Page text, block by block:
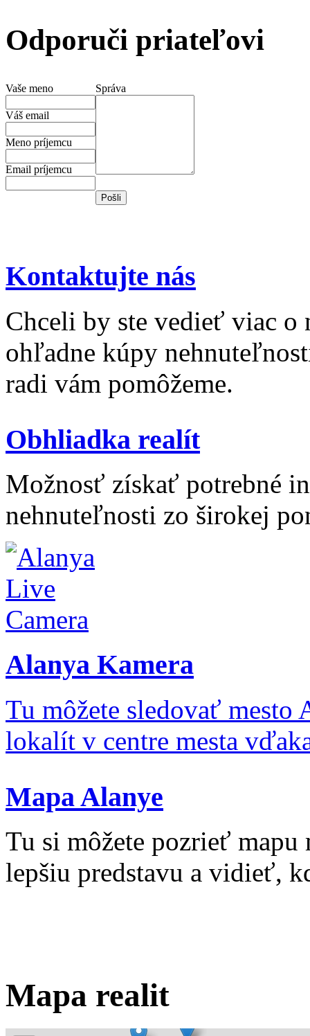
Odporuči priateľovi
Vaše meno
Váš email
Meno príjemcu
Email príjemcu
Správa
Kontaktujte nás
Chceli by ste vedieť viac o
ohľadne kúpy
radi vám pomôžeme.
Obhliadka realít
Možnosť získať potrebné
nehnuteľnosti zo širokej
Alanya Kamera
Tu môžete sledovať mesto
lokalít v centre mesta
Mapa Alanye
Tu si môžete pozrieť
lepšiu predstavu a vidieť,
Mapa realit